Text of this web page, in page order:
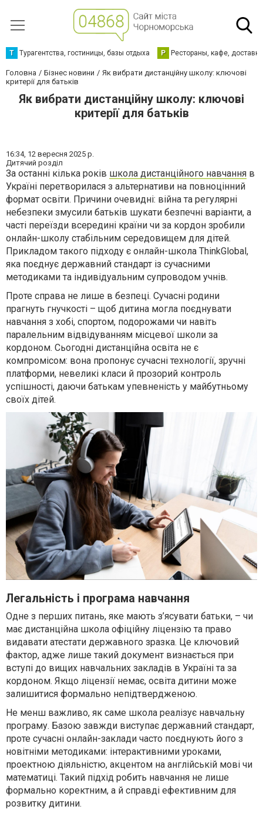
Т Турагентства, гостиницы, базы отдыха Р Рестораны, кафе,
Головна Бізнес новини
Як вибрати дистанційну школу: ключові
критерії для батьків
Як вибрати дистанційну школу: ключові
критерії для батьків
16:34, 12 вересня 2025 р.
Дитячий розділ
За останні кілька років школа дистанційного навчання в
Україні перетворилася з альтернативи на повноцінний
формат освіти. Причини очевидні: війна та регулярні
небезпеки змусили батьків шукати безпечні варіанти, а
часті переїзди всередині країни чи за кордон зробили
онлайн-школу стабільним середовищем для дітей.
Прикладом такого підходу є онлайн-школа ThinkGlobal,
яка поєднує державний стандарт із сучасними
методиками та індивідуальним супроводом учнів.
Проте справа не лише в безпеці. Сучасні родини
прагнуть гнучкості – щоб дитина могла поєднувати
навчання з хобі, спортом, подорожами чи навіть
паралельним відвідуванням місцевої школи за
кордоном. Сьогодні дистанційна освіта не є
компромісом: вона пропонує сучасні технології, зручні
платформи, невеликі класи й прозорий контроль
успішності, даючи батькам упевненість у майбутньому
своїх дітей.
Легальність і програма навчання
Одне з перших питань, яке мають з’ясувати батьки, – чи
має дистанційна школа офіційну ліцензію та право
видавати атестати державного зразка. Це ключовий
фактор, адже лише такий документ визнається при
вступі до вищих навчальних закладів в Україні та за
кордоном. Якщо ліцензії немає, освіта дитини може
залишитися формально непідтвердженою.
Не менш важливо, як саме школа реалізує навчальну
програму. Базою завжди виступає державний стандарт,
проте сучасні онлайн-заклади часто поєднують його з
новітніми методиками: інтерактивними уроками,
проектною діяльністю, акцентом на англійській мові чи
математиці. Такий підхід робить навчання не лише
формально коректним, а й справді ефективним для
розвитку дитини.